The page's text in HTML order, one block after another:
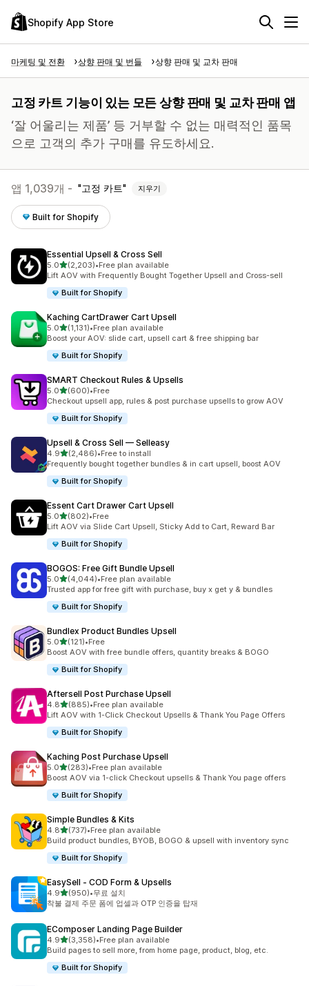
Shopify App Store
마케팅 및 전환 상향 판매 및 번들 상향 판매 및 교차 판매
고정 카트 기능이 있는 모든 상향 판매 및 교차 판매 앱
‘잘 어울리는 제품’ 등 거부할 수 없는 매력적인 품목
으로 고객의 추가 구매를 유도하세요.
앱 1,039개 - 고정 카트 지우기
Built for Shopify
Essential Upsell & Cross Sell
5.0별 5개 중
(2,203)
총 리뷰 2203개
•Free plan available
Lift AOV with Frequently Bought Together Upsell and Cross-sell
Built for Shopify
Kaching CartDrawer Cart Upsell
5.0별 5개 중
(1,131)
총 리뷰 1131개
•Free plan available
Boost your AOV: slide cart, upsell cart & free shipping bar
Built for Shopify
SMART Checkout Rules & Upsells
5.0별 5개 중
(600)
총 리뷰 600개
•Free
Checkout upsell app, rules & post purchase upsells to grow AOV
Built for Shopify
Upsell & Cross Sell — Selleasy
4.9별 5개 중
(2,486)
총 리뷰 2486개
•Free to install
Frequently bought together bundles & in cart upsell, boost AOV
Built for Shopify
Essent Cart Drawer Cart Upsell
5.0별 5개 중
(802)
총 리뷰 802개
•Free
Lift AOV via Slide Cart Upsell, Sticky Add to Cart, Reward Bar
Built for Shopify
BOGOS: Free Gift Bundle Upsell
5.0별 5개 중
(4,044)
총 리뷰 4044개
•Free plan available
Trusted app for free gift with purchase, buy x get y & bundles
Built for Shopify
Bundlex Product Bundles Upsell
5.0별 5개 중
(121)
총 리뷰 121개
•Free
Boost AOV with free bundle offers, quantity breaks & BOGO
Built for Shopify
Aftersell Post Purchase Upsell
4.8별 5개 중
(885)
총 리뷰 885개
•Free plan available
Lift AOV with 1-Click Checkout Upsells & Thank You Page Offers
Built for Shopify
Kaching Post Purchase Upsell
5.0별 5개 중
(283)
총 리뷰 283개
•Free plan available
Boost AOV via 1-click Checkout upsells & Thank You page offers
Built for Shopify
Simple Bundles & Kits
4.8별 5개 중
(737)
총 리뷰 737개
•Free plan available
Build product bundles, BYOB, BOGO & upsell with inventory sync
Built for Shopify
EasySell ‑ COD Form & Upsells
4.9별 5개 중
(950)
총 리뷰 950개
•무료 설치
착불 결제 주문 폼에 업셀과 OTP 인증을 탑재
EComposer Landing Page Builder
4.9별 5개 중
(3,358)
총 리뷰 3358개
•Free plan available
Build pages to sell more, from home page, product, blog, etc.
Built for Shopify